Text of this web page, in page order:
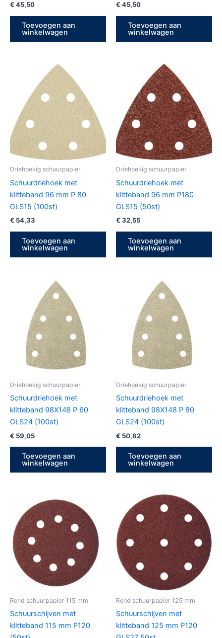
€ 45,50
Toevoegen aan
winkelwagen
€ 45,50
Toevoegen aan
winkelwagen
Driehoekig schuurpapier
Schuurdriehoek met
klitteband 96 mm P 80
GLS15 (100st)
€ 54,33
Toevoegen aan
winkelwagen
Driehoekig schuurpapier
Schuurdriehoek met
klitteband 96 mm P180
GLS15 (50st)
€ 32,55
Toevoegen aan
winkelwagen
Driehoekig schuurpapier
Schuurdriehoek met
klitteband 98X148 P 60
GLS24 (100st)
€ 59,05
Toevoegen aan
winkelwagen
Driehoekig schuurpapier
Schuurdriehoek met
klitteband 98X148 P 80
GLS24 (100st)
€ 50,82
Toevoegen aan
winkelwagen
Rond schuurpapier 115 mm
Schuurschijven met
klitteband 115 mm P120
Rond schuurpapier 125 mm
Schuurschijven met
klitteband 125 mm P120